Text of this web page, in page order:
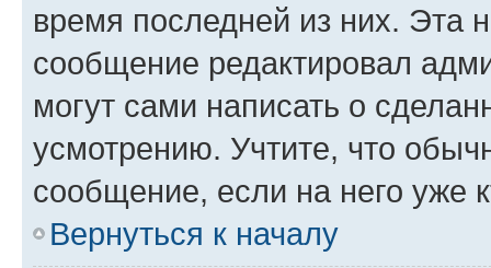
время последней из них. Эта
сообщение редактировал
могут сами написать о
усмотрению. Учтите, что
сообщение, если на него уже
Вернуться к началу